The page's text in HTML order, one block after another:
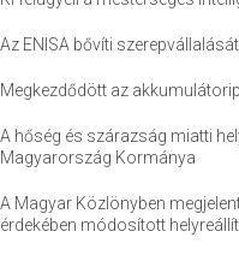
Az ENISA bővíti
Megkezdődött az
A hőség és szárazság miatti
Magyarország Kormánya
A Magyar Közlönyben
érdekében módosított